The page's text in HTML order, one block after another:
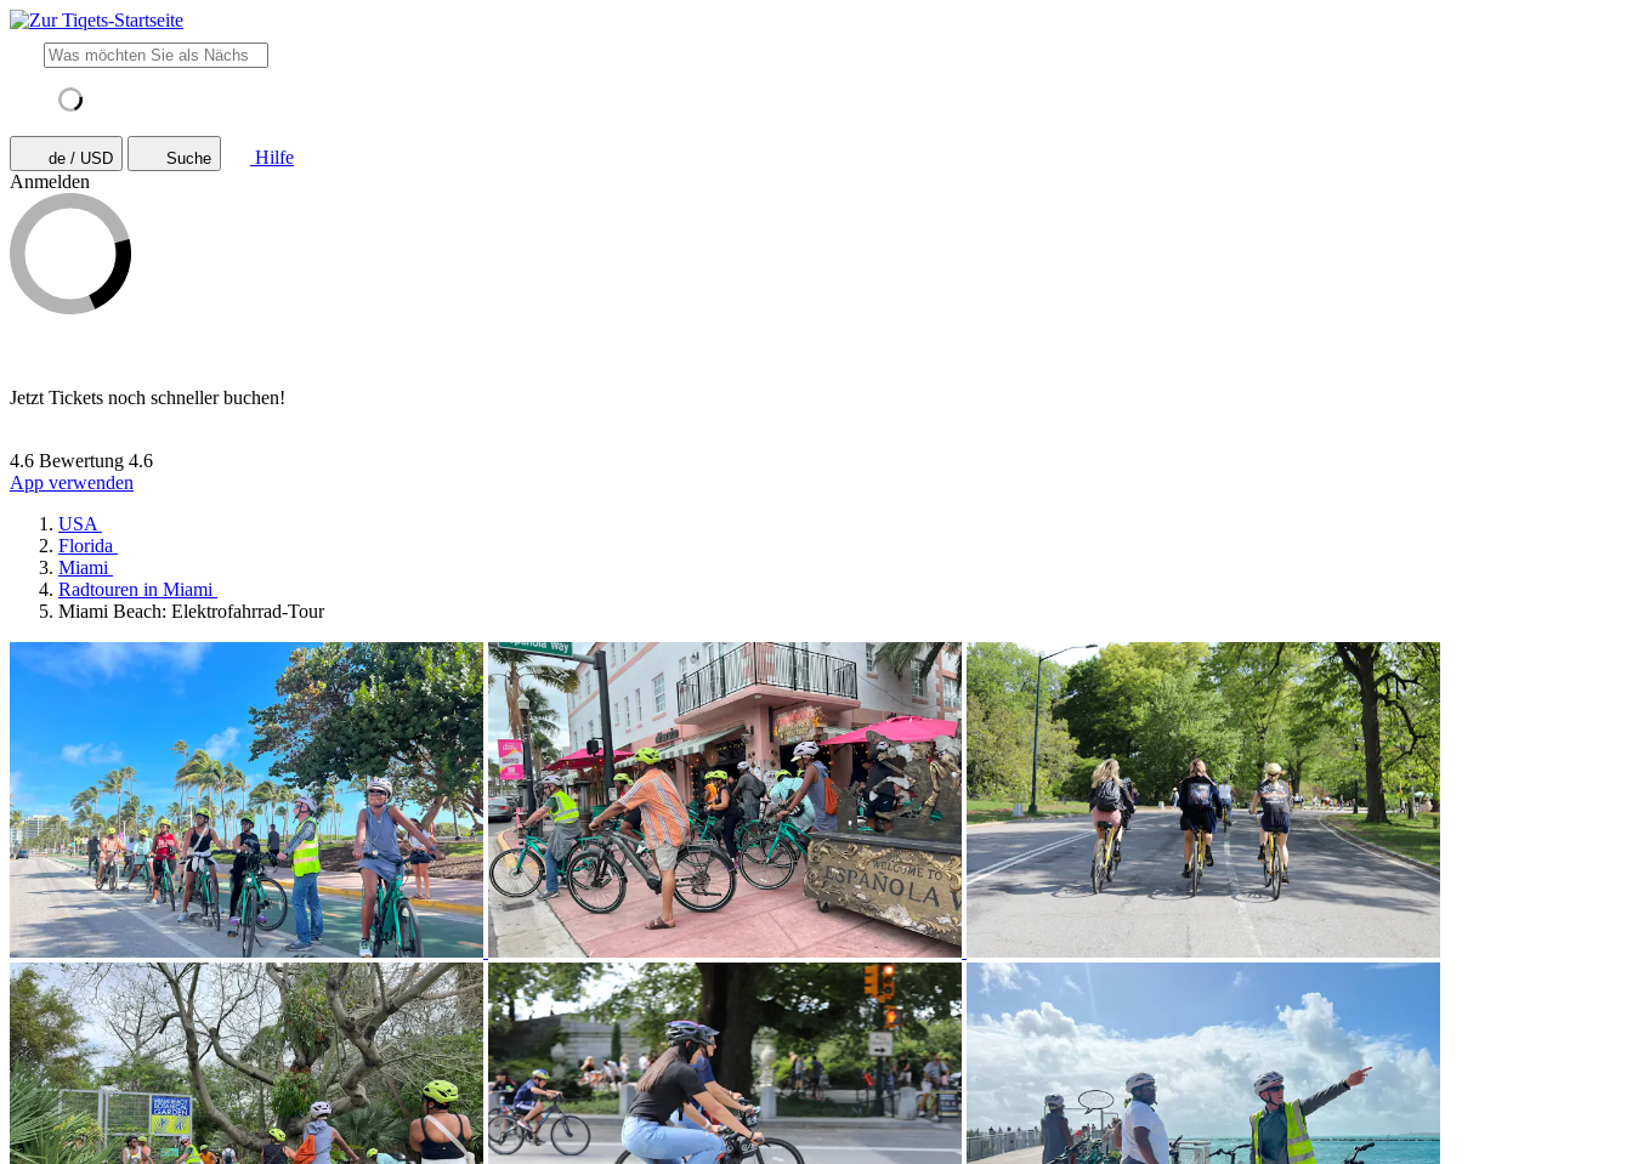
de / USD Suche
Hilfe
Anmelden
Jetzt Tickets noch schneller buchen!
4.6 Bewertung 4.6
App verwenden
USA
Florida
Miami
Radtouren in Miami
Miami Beach: Elektrofahrrad-Tour